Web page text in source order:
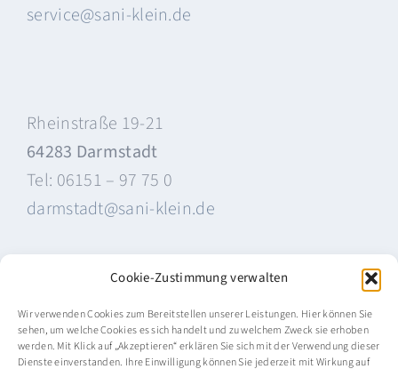
Cookie-Zustimmung verwalten
Wir verwenden Cookies zum Bereitstellen unserer Leistungen. Hier können Sie
sehen, um welche Cookies es sich handelt und zu welchem Zweck sie erhoben
werden. Mit Klick auf „Akzeptieren“ erklären Sie sich mit der Verwendung dieser
Dienste einverstanden. Ihre Einwilligung können Sie jederzeit mit Wirkung auf
service@sani-klein.de
Rheinstraße 19-21
64283 Darmstadt
Tel: 06151 – 97 75 0
darmstadt@sani-klein.de